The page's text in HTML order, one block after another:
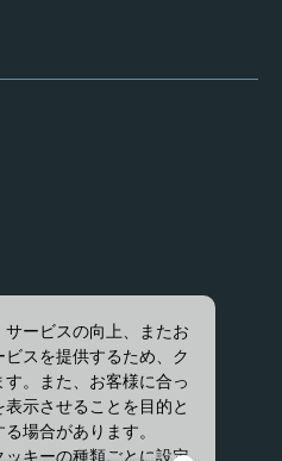
ービスの向上、またお
スを提供するため、ク
。また、お客様に合っ
示させることを目的と
場合があります。
キーの種類ごとに設定